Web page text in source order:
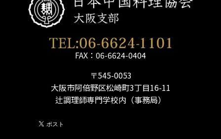
FAX：06-6624-0404
〒545-0053
大阪市阿倍野区松崎町3丁目16-11
辻調理師専門学校内（事務局）